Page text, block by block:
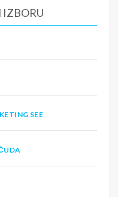
IZBORU
SEE